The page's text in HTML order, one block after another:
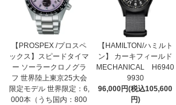
【PROSPEX /プロスペ
ックス】スピードタイマ
ー ソーラークロノグラ
フ 世界陸上東京25大会
限定モデル 世界限定：6,
000本（うち国内：800
【HAMILTON/ハミルト
ン】 カーキフィールド
MECHANICAL H6940
9930
96,000円(税込105,600
円)